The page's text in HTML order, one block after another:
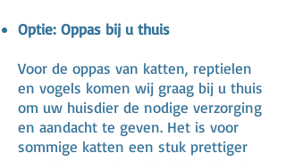
Optie: Oppas bij u thuis
Voor de oppas van katten, reptielen
en vogels komen wij graag bij u thuis
om uw huisdier de nodige verzorging
en aandacht te geven. Het is voor
sommige katten een stuk prettiger